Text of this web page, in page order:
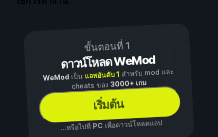
ขั้นตอนที่ 1
ดาวน์โหลด WeMod
WeModเป็น แอพอันดับ 1 สำหรับ mod และ
cheats ของ3000+ เกม
เริ่มต้น
...หรือไปที่ PCเพื่อดาวน์โหลดแอป